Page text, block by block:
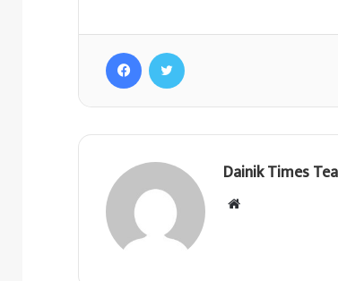
Facebook
Dainik Times
Website